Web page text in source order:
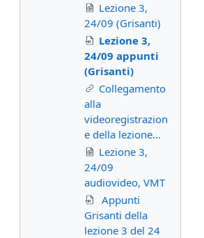
Lezione 3,
24/09 (Grisanti)
Lezione 3,
24/09 appunti
(Grisanti)
Collegamento
alla
videoregistrazion
e della lezione...
Lezione 3,
24/09
audiovideo, VMT
Appunti
Grisanti della
lezione 3 del 24